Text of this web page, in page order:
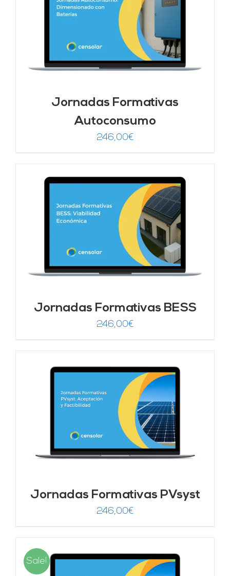
Jornadas Formativas
Autoconsumo
246,00€
Jornadas Formativas BESS
246,00€
Jornadas Formativas PVsyst
246,00€
Sale!